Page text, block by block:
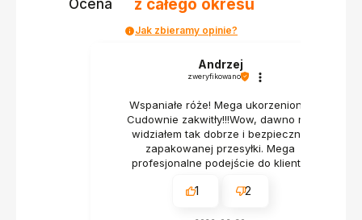
Ocena
z całego okresu
Jak zbieramy opinie?
Andrzej
zweryfikowano
Wspaniałe róże! Mega ukorzenione!
Cudownie zakwitły!!!Wow, dawno nie
widziałem tak dobrze i bezpiecznie
zapakowanej przesyłki. Mega
profesjonalne podejście do klienta.
1 2